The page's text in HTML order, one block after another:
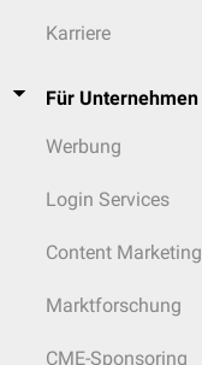
Karriere
Für Unternehmen
Werbung
Login Services
Content Marketing
Marktforschung
CME-Sponsoring